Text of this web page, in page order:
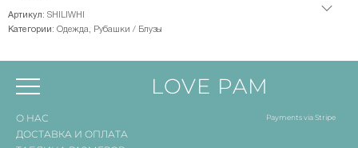
Артикул: SHILIWHI
Категории: Одежда Рубашки / Блузы
LOVE PAM
О НАС
ДОСТАВКА И ОПЛАТА
Payments via Stripe